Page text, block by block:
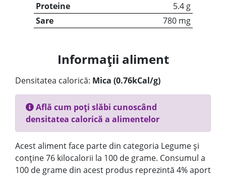
Proteine
5.4 g
Sare
780 mg
Informații aliment
Densitatea calorică: Mica (0.76kCal/g)
Află cum poți slăbi cunoscând
densitatea calorică a alimentelor
Acest aliment face parte din categoria Legume și
conține 76 kilocalorii la 100 de grame. Consumul a
100 de grame din acest produs reprezintă 4% aport